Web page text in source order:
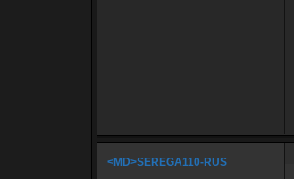
<MD>SEREGA110-RUS